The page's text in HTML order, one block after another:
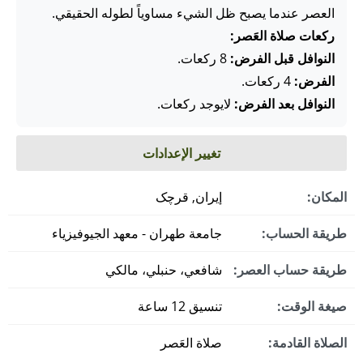
العصر عندما يصبح ظل الشيء مساوياً لطوله الحقيقي.
ركعات صلاة العَصر:
النوافل قبل الفرض:
الفرض:
النوافل بعد الفرض: لايوجد ركعات.
تغيير الإعدادات
المكان: إيران, قرچک
طريقة الحساب: جامعة طهران - معهد الجيوفيزياء
طريقة حساب العصر: شافعي، حنبلي، مالكي
صيغة الوقت: تنسيق 12 ساعة
الصلاة القادمة: صلاة العَصر